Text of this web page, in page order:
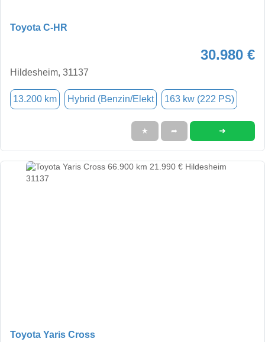
Toyota C-HR
30.980 €
Hildesheim, 31137
13.200 km Hybrid (Benzin/Elekt 163 kw (222 PS)
★ ➦ ➜
Toyota Yaris Cross